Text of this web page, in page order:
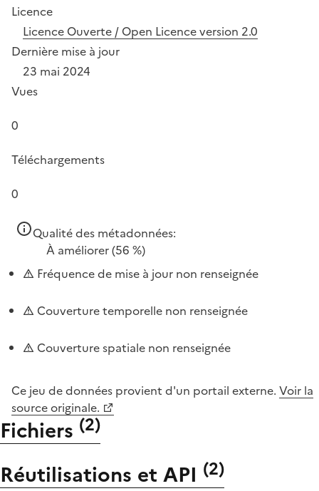
Licence
Licence Ouverte / Open Licence version 2.0
Dernière mise à jour
23 mai 2024
Vues
0
Téléchargements
0
Qualité des métadonnées:
À améliorer(56 %)
Fréquence de mise à jour non renseignée
Couverture temporelle non renseignée
Couverture spatiale non renseignée
Ce jeu de données provient d'un portail externe. Voir la
source originale.
Fichiers (2)
Réutilisations et API (2)